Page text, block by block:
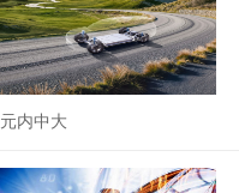
元内中大